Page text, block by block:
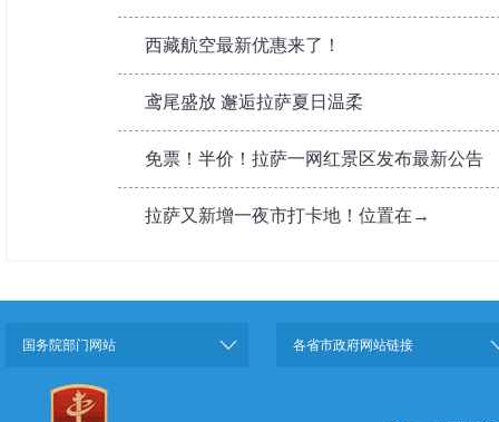
西藏航空最新优惠来了！
鸢尾盛放 邂逅拉萨夏日温柔
免票！半价！拉萨一网红景区发布最新公告
拉萨又新增一夜市打卡地！位置在→
国务院部门网站 各省市政府网站链接